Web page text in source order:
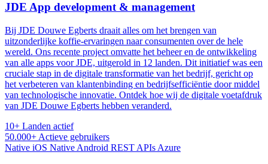
JDE App development & management
Bij JDE Douwe Egberts draait alles om het brengen van
uitzonderlijke koffie-ervaringen naar consumenten over de hele
wereld. Ons recente project omvatte het beheer en de ontwikkeling
van alle apps voor JDE, uitgerold in 12 landen. Dit initiatief was een
cruciale stap in de digitale transformatie van het bedrijf, gericht op
het verbeteren van klantenbinding en bedrijfsefficiëntie door middel
van technologische innovatie. Ontdek hoe wij de digitale voetafdruk
van JDE Douwe Egberts hebben veranderd.
10+ Landen actief
50.000+ Actieve gebruikers
Native iOS Native Android REST APIs Azure